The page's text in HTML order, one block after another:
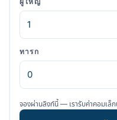
ผู้ใหญ่
ทารก
จองผ่านลิงก์นี้ — เรารับค่าคอมเล็